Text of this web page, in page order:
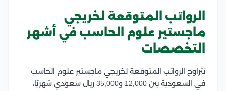
الرواتب المتوقعة لخريجي
ماجستير علوم الحاسب في أشهر
التخصصات
تتراوح الرواتب المتوقعة لخريجي ماجستير علوم الحاسب
في السعودية بين 12,000 و35,000 ريال سعودي شهريًا،